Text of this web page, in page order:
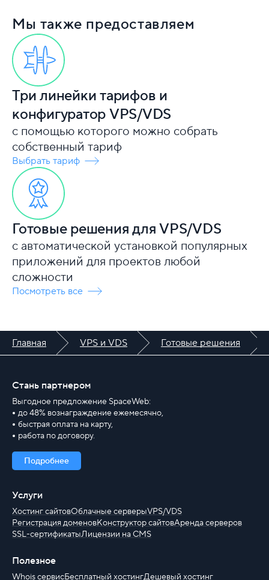
Мы также предоставляем
Три линейки тарифов и
конфигуратор VPS/VDS
с помощью которого можно собрать
собственный тариф
Выбрать тариф
Готовые решения для VPS/VDS
с автоматической установкой популярных
приложений для проектов любой
сложности
Посмотреть все
Главная VPS и VDS Готовые решения
Стань партнером
Выгодное предложение SpaceWeb:
до 48% вознаграждение ежемесячно,
быстрая оплата на карту,
работа по договору.
Подробнее
Услуги
Хостинг сайтовОблачные серверыVPS/VDS
Регистрация доменовКонструктор сайтовАренда серверов
SSL-сертификатыЛицензии на CMS
Полезное
Whois сервисБесплатный хостингДешевый хостинг